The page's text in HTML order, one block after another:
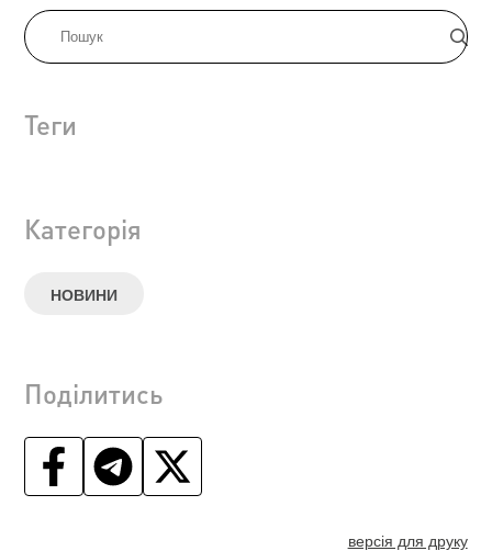
Теги
Категорія
НОВИНИ
Поділитись
версія для друку